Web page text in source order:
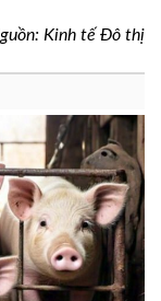
Kinh tế Đô thị